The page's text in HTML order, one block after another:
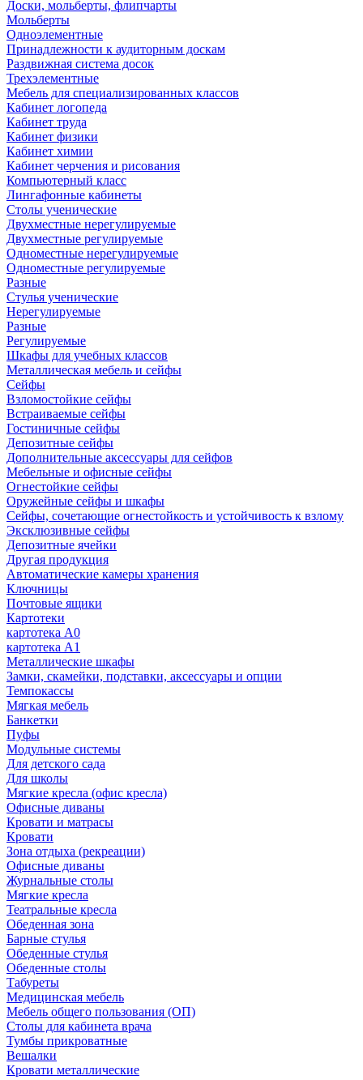
Доски, мольберты, флипчарты
Мольберты
Одноэлементные
Принадлежности к аудиторным доскам
Раздвижная система досок
Трехэлементные
Мебель для специализированных классов
Кабинет логопеда
Кабинет труда
Кабинет физики
Кабинет химии
Кабинет черчения и рисования
Компьютерный класс
Лингафонные кабинеты
Столы ученические
Двухместные нерегулируемые
Двухместные регулируемые
Одноместные нерегулируемые
Одноместные регулируемые
Разные
Стулья ученические
Нерегулируемые
Разные
Регулируемые
Шкафы для учебных классов
Металлическая мебель и сейфы
Сейфы
Взломостойкие сейфы
Встраиваемые сейфы
Гостиничные сейфы
Депозитные сейфы
Дополнительные аксессуары для сейфов
Мебельные и офисные сейфы
Огнестойкие сейфы
Оружейные сейфы и шкафы
Сейфы, сочетающие огнестойкость и устойчивость к взлому
Эксклюзивные сейфы
Депозитные ячейки
Другая продукция
Автоматические камеры хранения
Ключницы
Почтовые ящики
Картотеки
картотека А0
картотека А1
Металлические шкафы
Замки, скамейки, подставки, аксессуары и опции
Темпокассы
Мягкая мебель
Банкетки
Пуфы
Модульные системы
Для детского сада
Для школы
Мягкие кресла (офис кресла)
Офисные диваны
Кровати и матрасы
Кровати
Зона отдыха (рекреации)
Офисные диваны
Журнальные столы
Мягкие кресла
Театральные кресла
Обеденная зона
Барные стулья
Обеденные стулья
Обеденные столы
Табуреты
Медицинская мебель
Мебель общего пользования (ОП)
Столы для кабинета врача
Тумбы прикроватные
Вешалки
Кровати металлические